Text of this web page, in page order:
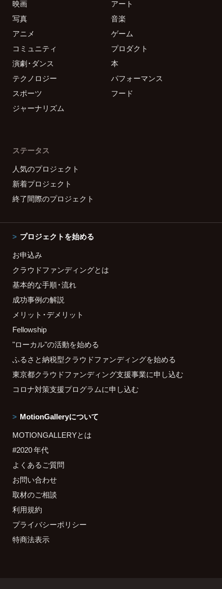
映画
アート
写真
音楽
アニメ
ゲーム
コミュニティ
プロダクト
演劇・ダンス
本
テクノロジー
パフォーマンス
スポーツ
フード
ジャーナリズム
ステータス
人気のプロジェクト
新着プロジェクト
終了間際のプロジェクト
プロジェクトを始める
お申込み
クラウドファンディングとは
基本的な手順・流れ
成功事例の解説
メリット・デメリット
Fellowship
"ローカル"の活動を始める
ふるさと納税型クラウドファンディングを始める
東京都クラウドファンディング支援事業に申し込む
コロナ対策支援プログラムに申し込む
MotionGalleryについて
MOTIONGALLERYとは
#2020 年代
よくあるご質問
お問い合わせ
取材のご相談
利用規約
プライバシーポリシー
特商法表示